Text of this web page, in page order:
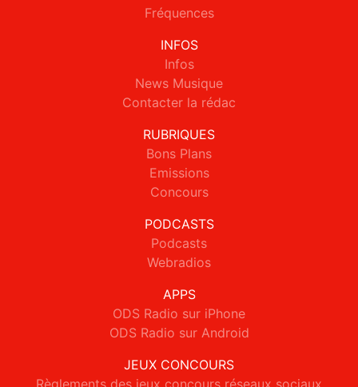
Fréquences
INFOS
Infos
News Musique
Contacter la rédac
RUBRIQUES
Bons Plans
Emissions
Concours
PODCASTS
Podcasts
Webradios
APPS
ODS Radio sur iPhone
ODS Radio sur Android
JEUX CONCOURS